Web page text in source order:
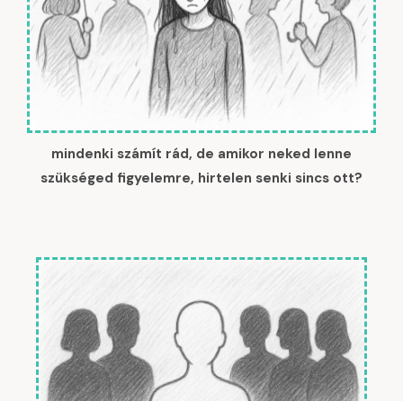
mindenki számít rád, de amikor neked lenne
szükséged figyelemre, hirtelen senki sincs ott?